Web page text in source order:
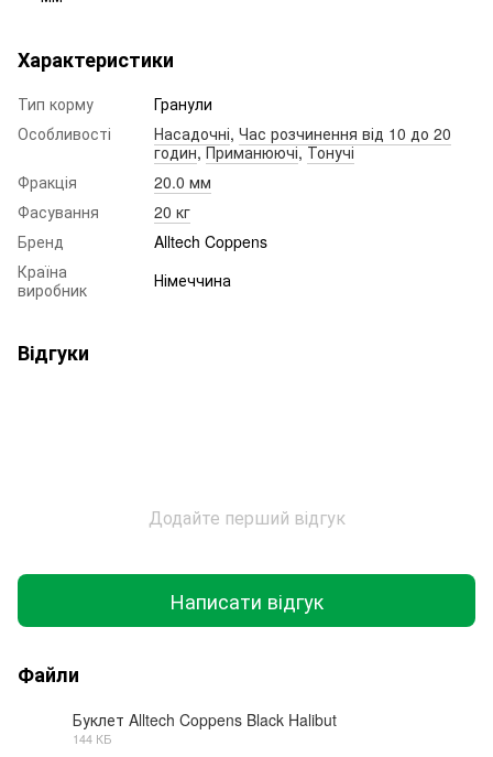
Характеристики
Тип корму
Гранули
Особливості
Насадочні, Час розчинення від 10 до 20
годин,Приманюючі,Тонучі
Фракція
20.0 мм
Фасування
20 кг
Бренд
Alltech Coppens
Країна
виробник
Німеччина
Відгуки
Додайте перший відгук
Написати відгук
Файли
Буклет Alltech Coppens Black Halibut
144 КБ